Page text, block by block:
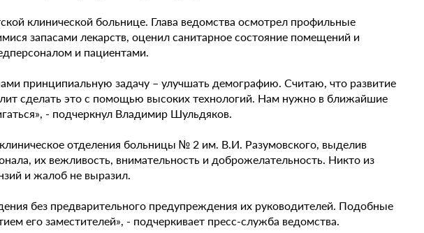
клинической больнице. Глава ведомства осмотрел профильные
запасами лекарств, оценил санитарное состояние помещений и
и пациентами.
принципиальную задачу – улучшать демографию. Считаю, что развитие
сделать это с помощью высоких технологий. Нам нужно в ближайшие
- подчеркнул Владимир Шульдяков.
отделения больницы № 2 им. В.И. Разумовского, выделив
их вежливость, внимательность и доброжелательность. Никто из
и жалоб не выразил.
без предварительного предупреждения их руководителей. Подобные
его заместителей», - подчеркивает пресс-служба ведомства.